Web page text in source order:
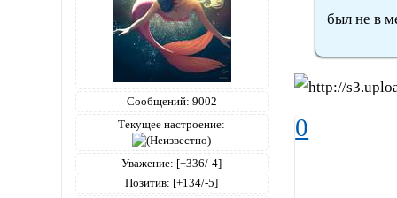
Сообщений: 9002
Текущее настроение:
Уважение: [+336/-4]
Позитив: [+134/-5]
был не в
0